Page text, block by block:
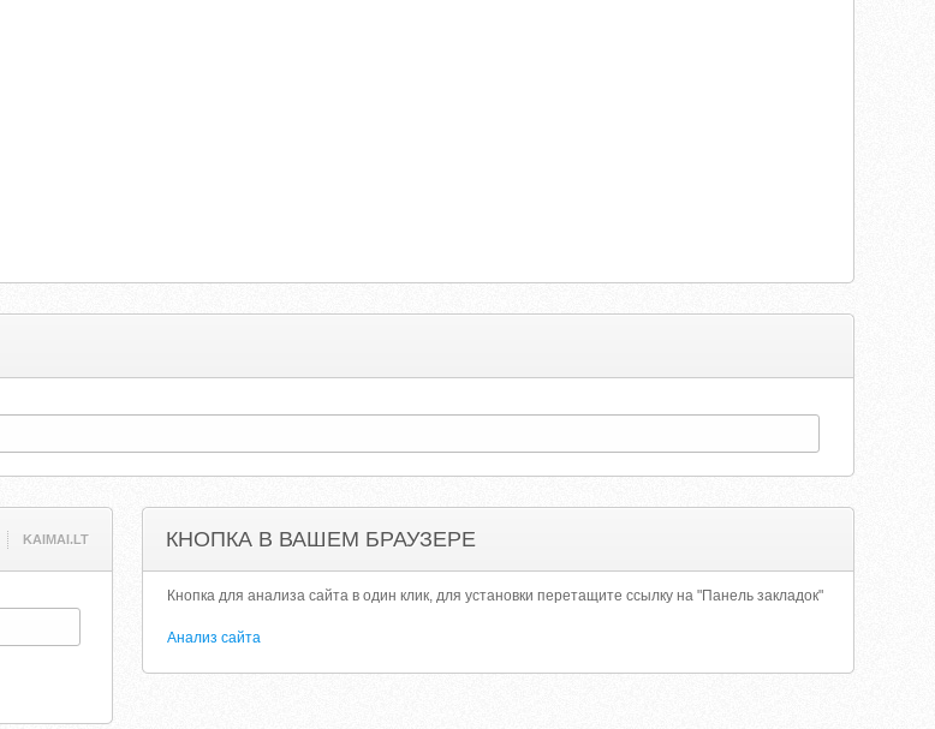
KAIMAI.LT КНОПКА В ВАШЕМ БРАУЗЕРЕ
Кнопка для анализа сайта в один клик, для установки перетащите ссылку на "Панель закладок"
Анализ сайта